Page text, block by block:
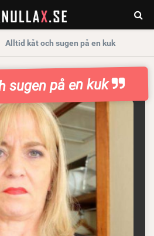
KnullaX.se
Alltid kåt och sugen på en kuk
sugen på en kuk